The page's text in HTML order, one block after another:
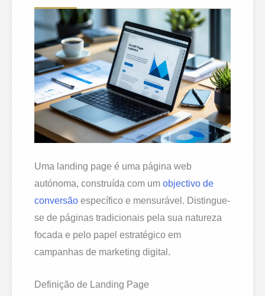
Uma landing page é uma página web
autónoma, construída com umobjectivo de
conversão específico e mensurável. Distingue-
se de páginas tradicionais pela sua natureza
focada e pelo papel estratégico em
campanhas de marketing digital.
Definição de Landing Page